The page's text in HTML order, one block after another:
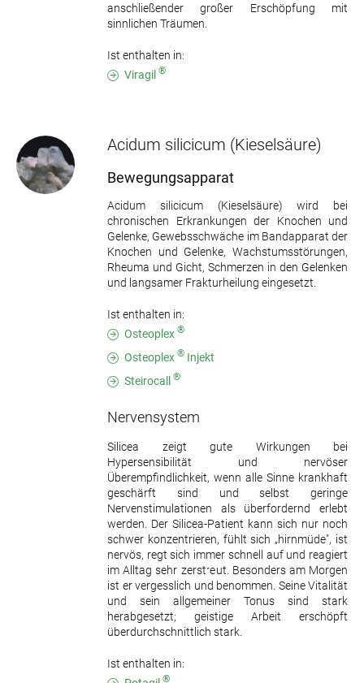
anschließender großer Erschöpfung mit
sinnlichen Träumen.
Ist enthalten in:
Viragil ®
Acidum silicicum (Kieselsäure)
Bewegungsapparat
Acidum silicicum (Kieselsäure) wird bei
chronischen Erkrankungen der Knochen und
Gelenke, Gewebsschwäche im Bandapparat der
Knochen und Gelenke, Wachstumsstörungen,
Rheuma und Gicht, Schmerzen in den Gelenken
und langsamer Frakturheilung eingesetzt.
Ist enthalten in:
Osteoplex ®
Osteoplex ® Injekt
Steirocall ®
Nervensystem
Silicea zeigt gute Wirkungen bei
Hypersensibilität und nervöser
Überempfindlichkeit, wenn alle Sinne krankhaft
geschärft sind und selbst geringe
Nervenstimulationen als überfordernd erlebt
werden. Der Silicea-Patient kann sich nur noch
schwer konzentrieren, fühlt sich „hirnmüde", ist
nervös, regt sich immer schnell auf und reagiert
im Alltag sehr zerstreut. Besonders am Morgen
ist er vergesslich und benommen. Seine Vitalität
und sein allgemeiner Tonus sind stark
herabgesetzt; geistige Arbeit erschöpft
überdurchschnittlich stark.
Ist enthalten in:
®